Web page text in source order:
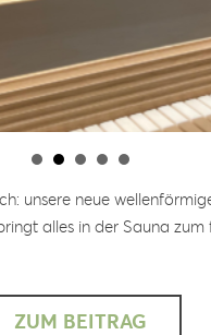
unsere neue
alles in der Sauna zum
ZUM BEITRAG